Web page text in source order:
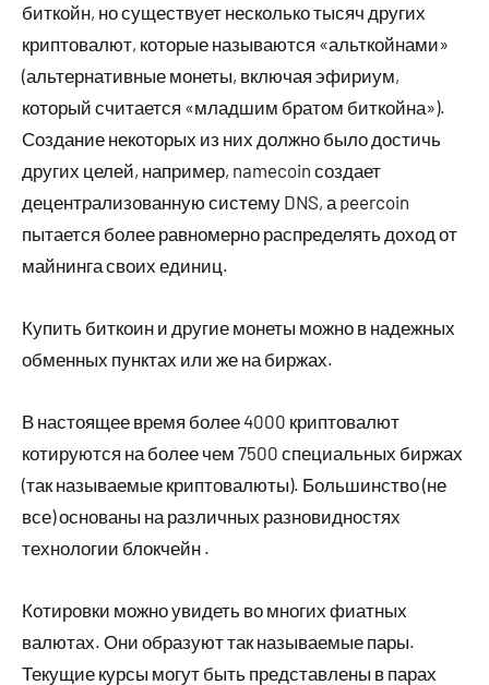
биткойн, но существует несколько тысяч других
криптовалют, которые называются «альткойнами»
(альтернативные монеты, включая эфириум,
который считается «младшим братом биткойна»).
Создание некоторых из них должно было достичь
других целей, например, namecoin создает
децентрализованную систему DNS, а peercoin
пытается более равномерно распределять доход от
майнинга своих единиц.
Купить биткоин и другие монеты можно в надежных
обменных пунктах или же на биржах.
В настоящее время более 4000 криптовалют
котируются на более чем 7500 специальных биржах
(так называемые криптовалюты). Большинство (не
все) основаны на различных разновидностях
технологии блокчейн .
Котировки можно увидеть во многих фиатных
валютах. Они образуют так называемые пары.
Текущие курсы могут быть представлены в парах